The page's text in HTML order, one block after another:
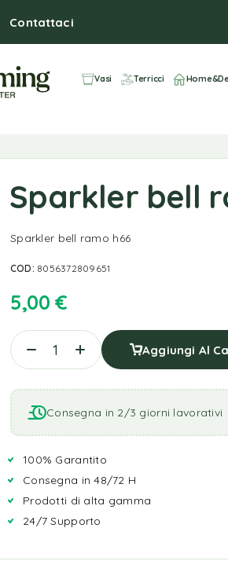
Contattaci
Vasi Terricci
Sparkler bell
Sparkler bell ramo h66
COD: 8056372809651
5,00 €
Aggiungi Al
Consegna in 2/3 giorni lavorativi
100% Garantito
Consegna in 48/72 H
Prodotti di alta gamma
24/7 Supporto